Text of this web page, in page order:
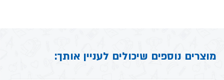
מוצרים נוספים שיכולים לעניין אותך: